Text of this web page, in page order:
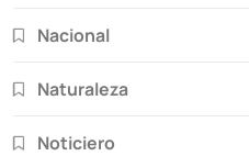
Nacional
Naturaleza
Noticiero